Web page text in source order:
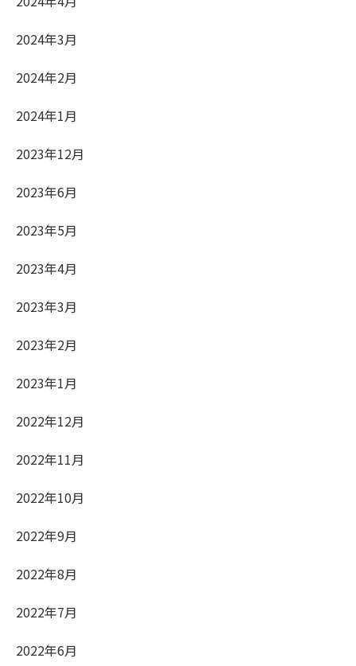
2024年3月
2024年2月
2024年1月
2023年12月
2023年6月
2023年5月
2023年4月
2023年3月
2023年2月
2023年1月
2022年12月
2022年11月
2022年10月
2022年9月
2022年8月
2022年7月
2022年6月